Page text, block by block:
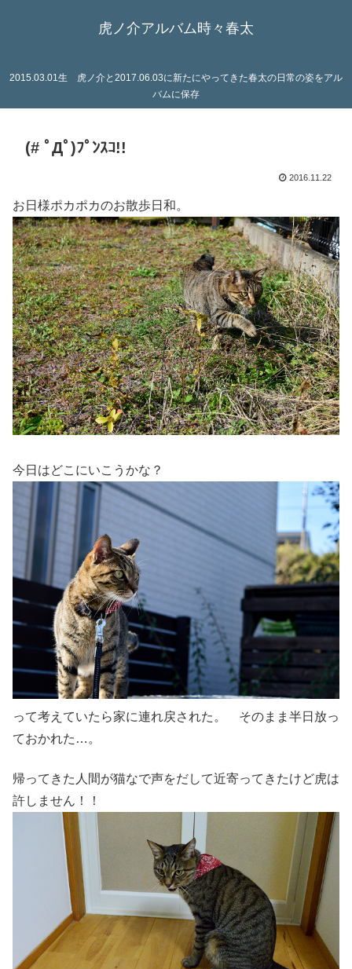
虎ノ介アルバム時々春太
2015.03.01生 虎ノ介と2017.06.03に新たにやってきた春太の日常の姿をアル
バムに保存
(# ﾟДﾟ)ﾌﾟﾝｽｺ!!
2016.11.22
お日様ポカポカのお散歩日和。
今日はどこにいこうかな？
って考えていたら家に連れ戻された。 そのまま半日放っ
ておかれた…。
帰ってきた人間が猫なで声をだして近寄ってきたけど虎は
許しません！！